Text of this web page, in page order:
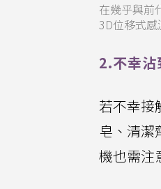
在幾乎與前
3D位移式
2.不幸沾
若不幸接
皂、清潔
機也需注